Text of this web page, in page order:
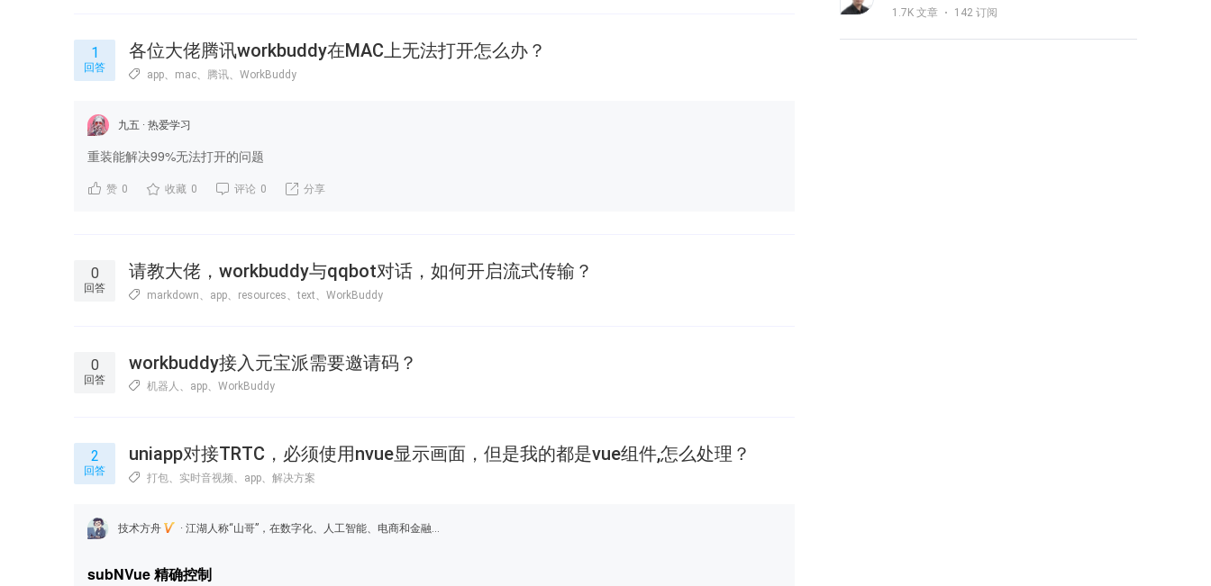
各位大佬腾讯workbuddy在MAC上无法打开怎么办？
1
回答
app、 mac、 腾讯、 WorkBuddy
九五 热爱学习
重装能解决99%无法打开的问题
赞 0 收藏 0 评论 0 分享
请教大佬，workbuddy与qqbot对话，如何开启流式传输？
0
回答
markdown app resources 、text WorkBuddy
workbuddy接入元宝派需要邀请码？
0
回答
机器人 、 app、 WorkBuddy
uniapp对接TRTC，必须使用nvue显示画面，但是我的都是vue组件,怎么处理？
2
回答
打包、 实时音视频、 app、 解决方案
技术方舟 江湖人称“山哥”，在数字化、人工智能、电商和金融等领域积累了丰富的平台架构设计经验
subNVue 精确控制
1.7K 文章 142 订阅